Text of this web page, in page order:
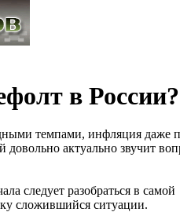
в России?
темпами, инфляция даже
актуально звучит
следует разобраться в самой
сложившийся ситуации.